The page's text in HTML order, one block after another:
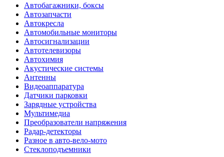
Автобагажники, боксы
Автозапчасти
Автокресла
Автомобильные мониторы
Автосигнализации
Автотелевизоры
Автохимия
Акустические системы
Антенны
Видеоаппаратура
Датчики парковки
Зарядные устройства
Мультимедиа
Преобразователи напряжения
Радар-детекторы
Разное в авто-вело-мото
Стеклоподъемники